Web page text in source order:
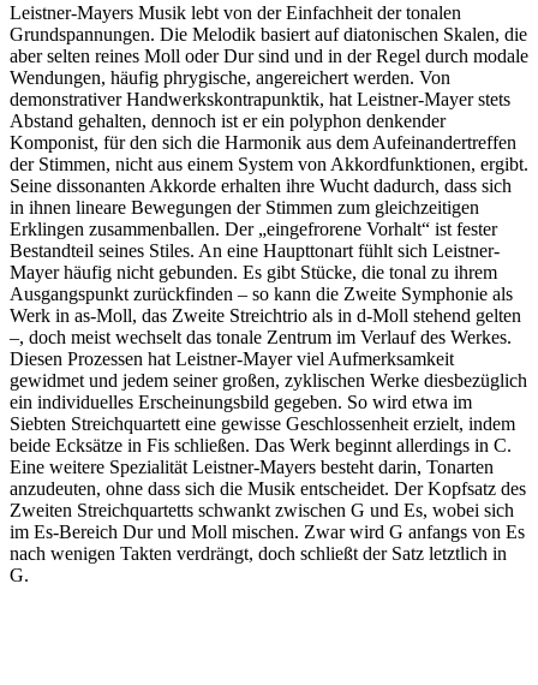
Leistner-Mayers Musik lebt von der Einfachheit der tonalen
Grundspannungen. Die Melodik basiert auf diatonischen Skalen, die
aber selten reines Moll oder Dur sind und in der Regel durch modale
Wendungen, häufig phrygische, angereichert werden. Von
demonstrativer Handwerkskontrapunktik, hat Leistner-Mayer stets
Abstand gehalten, dennoch ist er ein polyphon denkender
Komponist, für den sich die Harmonik aus dem Aufeinandertreffen
der Stimmen, nicht aus einem System von Akkordfunktionen, ergibt.
Seine dissonanten Akkorde erhalten ihre Wucht dadurch, dass sich
in ihnen lineare Bewegungen der Stimmen zum gleichzeitigen
Erklingen zusammenballen. Der „eingefrorene Vorhalt“ ist fester
Bestandteil seines Stiles. An eine Haupttonart fühlt sich Leistner-
Mayer häufig nicht gebunden. Es gibt Stücke, die tonal zu ihrem
Ausgangspunkt zurückfinden – so kann die Zweite Symphonie als
Werk in as-Moll, das Zweite Streichtrio als in d-Moll stehend gelten
–, doch meist wechselt das tonale Zentrum im Verlauf des Werkes.
Diesen Prozessen hat Leistner-Mayer viel Aufmerksamkeit
gewidmet und jedem seiner großen, zyklischen Werke diesbezüglich
ein individuelles Erscheinungsbild gegeben. So wird etwa im
Siebten Streichquartett eine gewisse Geschlossenheit erzielt, indem
beide Ecksätze in Fis schließen. Das Werk beginnt allerdings in C.
Eine weitere Spezialität Leistner-Mayers besteht darin, Tonarten
anzudeuten, ohne dass sich die Musik entscheidet. Der Kopfsatz des
Zweiten Streichquartetts schwankt zwischen G und Es, wobei sich
im Es-Bereich Dur und Moll mischen. Zwar wird G anfangs von Es
nach wenigen Takten verdrängt, doch schließt der Satz letztlich in
G.